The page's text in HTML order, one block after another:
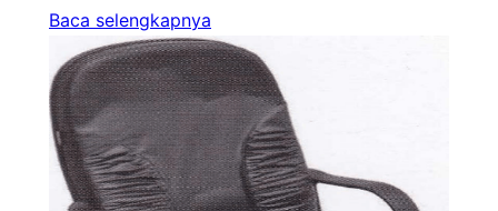
Baca selengkapnya